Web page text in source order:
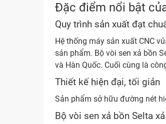
Đặc điểm nổi bật
Quy trình sản xuất đạt
Hệ thống máy sản xuất CNC
sản phẩm. Bộ vòi sen xả bồn
và Hàn Quốc. Cuối cùng là
Thiết kế hiện đại, tối giản
Sản phẩm sở hữu đường nét
Bộ vòi sen xả bồn Selta